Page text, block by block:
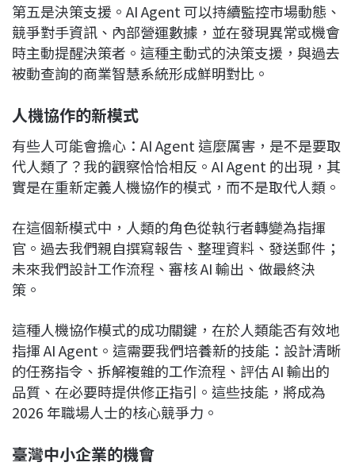
第五是決策支援。AI Agent 可以持續監控市場動態、
競爭對手資訊、內部營運數據，並在發現異常或機會
時主動提醒決策者。這種主動式的決策支援，與過去
被動查詢的商業智慧系統形成鮮明對比。
人機協作的新模式
有些人可能會擔心：AI Agent 這麼厲害，是不是要取
代人類了？我的觀察恰恰相反。AI Agent 的出現，其
實是在重新定義人機協作的模式，而不是取代人類。
在這個新模式中，人類的角色從執行者轉變為指揮
官。過去我們親自撰寫報告、整理資料、發送郵件；
未來我們設計工作流程、審核 AI 輸出、做最終決
策。
這種人機協作模式的成功關鍵，在於人類能否有效地
指揮 AI Agent。這需要我們培養新的技能：設計清晰
的任務指令、拆解複雜的工作流程、評估 AI 輸出的
品質、在必要時提供修正指引。這些技能，將成為
2026 年職場人士的核心競爭力。
臺灣中小企業的機會